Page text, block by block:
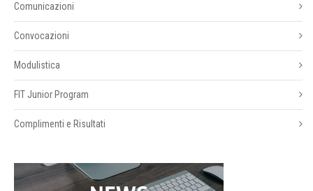
Comunicazioni
Convocazioni
Modulistica
FIT Junior Program
Complimenti e Risultati